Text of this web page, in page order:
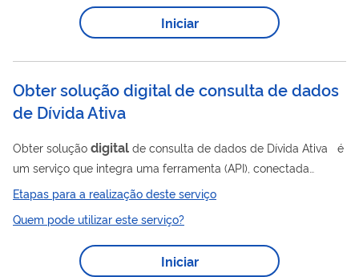
documentos são analisados pela área do BC responsável pela
demanda. Assim, é importante saber quais os documentos são
em que os documentos devem possuir...
Iniciar
Obter solução digital de consulta de dados
de Dívida Ativa
Obter solução digital de consulta de dados de Dívida Ativa é
um serviço que integra uma ferramenta (API), conectada
diretamente nas bases da Secretaria da Receita Federal (RFB)
para consulta segura e confiável às informações públicas
relacionadas à Dívida Ativa da União, geridas pela
Procuradoria-Geral da Fazenda Nacional (PGFN) do Ministério
da Economia. Para realizar a consulta, é necessário o envio do
Etapas para a realização deste serviço
Quem pode utilizar este serviço?
Iniciar